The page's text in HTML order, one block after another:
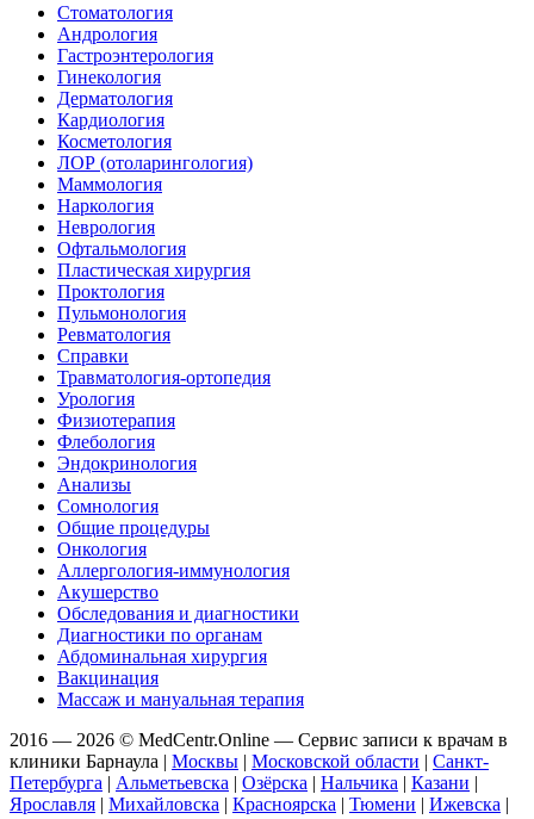
Стоматология
Андрология
Гастроэнтерология
Гинекология
Дерматология
Кардиология
Косметология
ЛОР (отоларингология)
Маммология
Наркология
Неврология
Офтальмология
Пластическая хирургия
Проктология
Пульмонология
Ревматология
Справки
Травматология-ортопедия
Урология
Физиотерапия
Флебология
Эндокринология
Анализы
Сомнология
Общие процедуры
Онкология
Аллергология-иммунология
Акушерство
Обследования и диагностики
Диагностики по органам
Абдоминальная хирургия
Вакцинация
Массаж и мануальная терапия
2016 — 2026 © MedCentr.Online — Сервис записи к врачам в
клиники Барнаула | Москвы | Московской области | Санкт-
Петербурга | Альметьевска | Озёрска | Нальчика | Казани |
Ярославля | Михайловска | Красноярска | Тюмени | Ижевска |